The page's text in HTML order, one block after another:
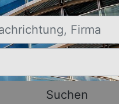
Firma
Suchen